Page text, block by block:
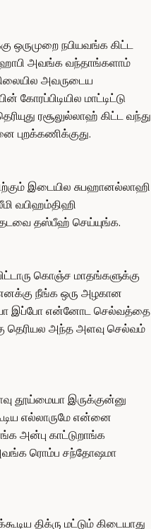
ஒருமுறை நபியவங்க கிட்ட
அவங்க வந்தாங்களாம்
அவருடைய
கோரப்பிடியில மாட்டிட்டு
ரசூலுல்லாஹ் கிட்ட வந்து
புறக்கணிக்குது.
இடையில சுபஹானல்லாஹி
வபிஹம்திஹி
தடவை தஸ்பீஹ் செய்யுங்க.
கொஞ்ச மாதங்களுக்கு
எனக்கு நீங்க ஒரு அழகான
இப்போ என்னோட செல்வத்தை
தெரியல அந்த அளவு செல்வம்
தூய்மையா இருக்குன்னு
எல்லாருமே என்னை
அன்பு காட்டுறாங்க
ரொம்ப சந்தோஷமா
திக்ரு மட்டும் கிடையாது